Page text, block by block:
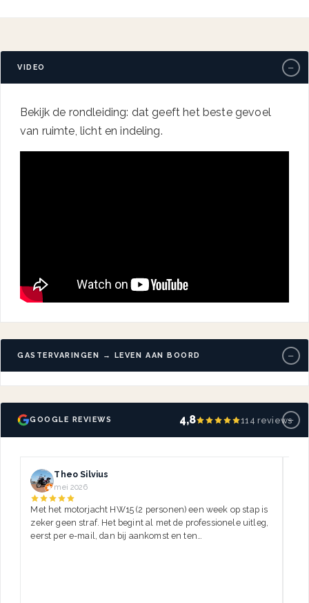
VIDEO −
Bekijk de rondleiding: dat geeft het beste gevoel
van ruimte, licht en indeling.
GOOGLE REVIEWS 4,8 114 reviews−
Theo Silvius
mei 2026
Met het motorjacht HW15 (2 personen) een week op stap is
zeker geen straf. Het begint al met de professionele uitleg,
eerst per e-mail, dan bij aankomst en ten…
GASTERVARINGEN → LEVEN AAN BOORD −